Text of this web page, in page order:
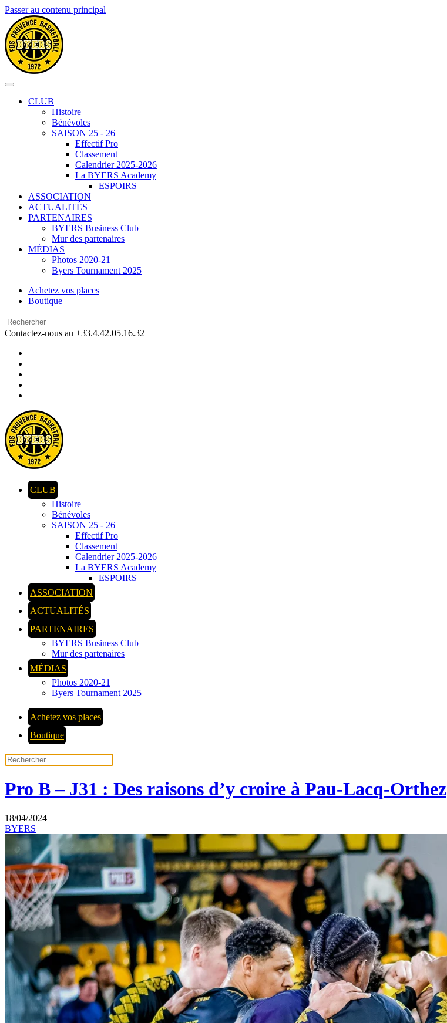
Passer au contenu principal
CLUB
Histoire
Bénévoles
SAISON 25 - 26
Effectif Pro
Classement
Calendrier 2025-2026
La BYERS Academy
ESPOIRS
ASSOCIATION
ACTUALITÉS
PARTENAIRES
BYERS Business Club
Mur des partenaires
MÉDIAS
Photos 2020-21
Byers Tournament 2025
Achetez vos places
Boutique
Contactez-nous au +33.4.42.05.16.32
CLUB
Histoire
Bénévoles
SAISON 25 - 26
Effectif Pro
Classement
Calendrier 2025-2026
La BYERS Academy
ESPOIRS
ASSOCIATION
ACTUALITÉS
PARTENAIRES
BYERS Business Club
Mur des partenaires
MÉDIAS
Photos 2020-21
Byers Tournament 2025
Achetez vos places
Boutique
Pro B – J31 : Des raisons d’y croire à Pau-Lacq-Orthez
18/04/2024
BYERS